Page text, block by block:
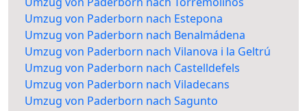
Umzug von Paderborn nach Estepona
Umzug von Paderborn nach Benalmádena
Umzug von Paderborn nach Vilanova i la Geltrú
Umzug von Paderborn nach Castelldefels
Umzug von Paderborn nach Viladecans
Umzug von Paderborn nach Sagunto